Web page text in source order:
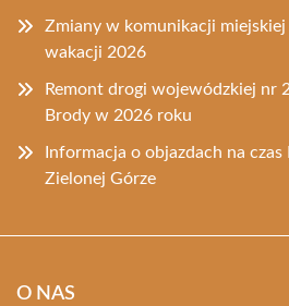
Zmiany w komunikacji
wakacji 2026
Remont drogi wojewódzkiej nr
Brody w 2026 roku
Informacja o objazdach na czas
Zielonej Górze
O NAS